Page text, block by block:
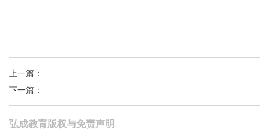
上一篇 ：
下一篇 ：
弘成教育版权与免责声明